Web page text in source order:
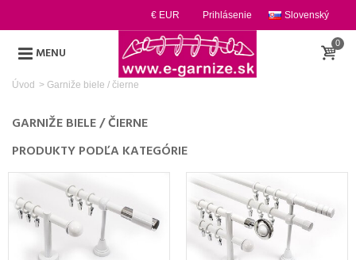
Slovenský
Prihlásenie
€ EUR
MENU
0
Úvod > Garniže biele / čierne
GARNIŽE BIELE / ČIERNE
PRODUKTY PODĽA KATEGÓRIE